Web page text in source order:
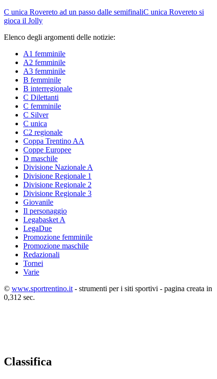
C unica Rovereto ad un passo dalle semifinaliC unica Rovereto si
gioca il Jolly
Elenco degli argomenti delle notizie:
A1 femminile
A2 femminile
A3 femminile
B femminile
B interregionale
C Dilettanti
C femminile
C Silver
C unica
C2 regionale
Coppa Trentino AA
Coppe Europee
D maschile
Divisione Nazionale A
Divisione Regionale 1
Divisione Regionale 2
Divisione Regionale 3
Giovanile
Il personaggio
Legabasket A
LegaDue
Promozione femminile
Promozione maschile
Redazionali
Tornei
Varie
© www.sportrentino.it - strumenti per i siti sportivi - pagina creata in
0,312 sec.
Classifica